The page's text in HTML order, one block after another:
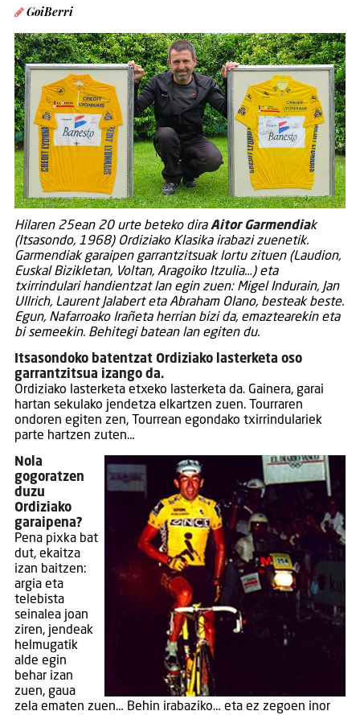
GoiBerri
Hilaren 25ean 20 urte beteko diraAitor Garmendiak
(Itsasondo, 1968) Ordiziako Klasika irabazi zuenetik.
Garmendiak garaipen garrantzitsuak lortu zituen (Laudion,
Euskal Bizikletan, Voltan, Aragoiko Itzulia…) eta
txirrindulari handientzat lan egin zuen: Migel Indurain, Jan
Ullrich, Laurent Jalabert eta Abraham Olano, besteak beste.
Egun, Nafarroako Irañeta herrian bizi da, emaztearekin eta
bi semeekin. Behitegi batean lan egiten du.
Itsasondoko batentzat Ordiziako lasterketa oso
garrantzitsua izango da.
Ordiziako lasterketa etxeko lasterketa da. Gainera, garai
hartan sekulako jendetza elkartzen zuen. Tourraren
ondoren egiten zen, Tourrean egondako txirrindulariek
parte hartzen zuten…
Nola
gogoratzen
duzu
Ordiziako
garaipena?
Pena pixka bat
dut, ekaitza
izan baitzen:
argia eta
telebista
seinalea joan
ziren, jendeak
helmugatik
alde egin
behar izan
zuen, gaua
zela ematen zuen… Behin irabaziko… eta ez zegoen inor